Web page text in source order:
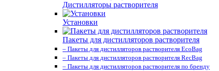
Дистилляторы растворителя
Установки
Пакеты для дистилляторов растворителя
– Пакеты для дистилляторов растворителя EcoBag
– Пакеты для дистилляторов растворителя RecBag
– Пакеты для дистилляторов растворителя по бренду